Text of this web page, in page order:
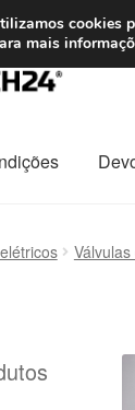
a partir
cookies
mais